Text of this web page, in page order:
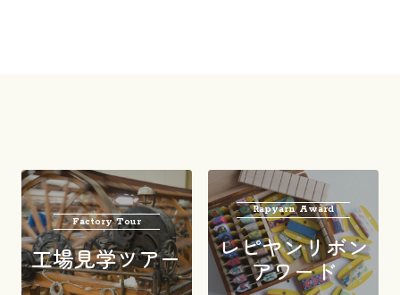
Factory Tour
工場見学ツアー
Rapyarn Award
レピヤンリボン
アワード